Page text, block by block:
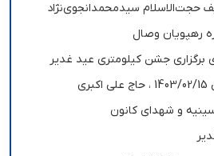
حجت‌الاسلام سیدمحمدانجوی‌نژاد
رهپویان وصال
برگزاری جشن کیلومتری عید غدیر
و شهدای کانون